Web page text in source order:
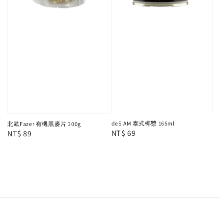
北歐Fazer 有機黑麥片 300g
Regular
NT$ 89
deSIAM 泰式椰漿 165ml
Regular
NT$ 69